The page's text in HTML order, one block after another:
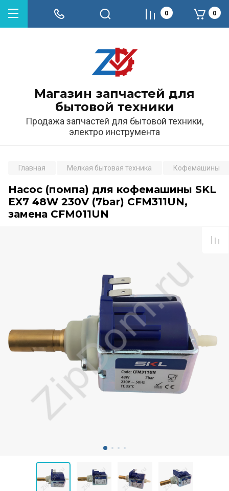
Магазин запчастей для
бытовой техники
Продажа запчастей для бытовой техники,
электро инструмента
0 0
Главная Мелкая бытовая техника Кофемашины
Насос (помпа) для кофемашины SKL
EX7 48W 230V (7bar) CFM311UN,
замена CFM011UN